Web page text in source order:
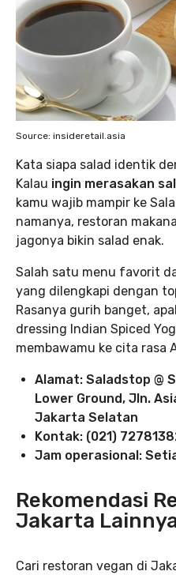
Source: insideretail.asia
Kata siapa salad identik
Kalau ingin merasakan
kamu wajib mampir ke
namanya, restoran
jagonya bikin salad enak.
Salah satu menu favorit
yang dilengkapi dengan
Rasanya gurih banget,
dressing Indian Spiced
membawamu ke cita rasa
Alamat: Saladstop @
Lower Ground, Jln.
Jakarta Selatan
Kontak: (021)
Jam operasional:
Rekomendasi
Jakarta
Cari restoran vegan di